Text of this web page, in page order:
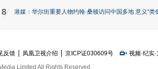
8 港媒：华尔街重要人物约翰·桑顿访问中国多地 意义“类
反馈 凤凰卫视介绍 京ICP证030609号 视频·纪实·
Limited All Rights Reserved.